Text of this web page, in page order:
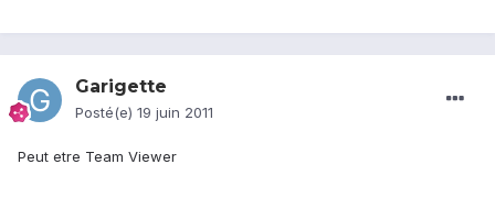
Garigette
Posté(e) 19 juin 2011
Peut etre Team Viewer